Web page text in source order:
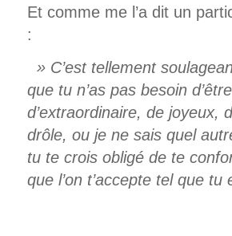
Et comme me l’a dit un
:
» C’est tellement
que tu n’as pas besoin
d’extraordinaire, de joyeux,
drôle, ou je ne sais quel
tu te crois obligé de te
que l’on t’accepte tel que tu